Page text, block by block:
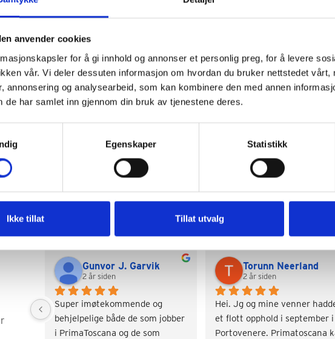
anvender cookies
for å gi innhold og annonser et personlig preg, for å levere
vår. Vi deler dessuten informasjon om hvordan du bruker nettstedet vårt,
annonsering og analysearbeid, som kan kombinere den med annen
de har samlet inn gjennom din bruk av tjenestene deres.
Egenskaper Statistikk
Ikke tillat Tillat utvalg
Sengeplasser: 8
€ 3.350-4.350
Google Reviews
Gunvor J. Garvik
2 år siden
Super imøtekommende og
behjelpelige både de som jobber
i PrimaToscana og de som
Torunn Neerland
2 år siden
Hei. Jg og mine venner
et flott opphold i september i
Portovenere. Primatoscana